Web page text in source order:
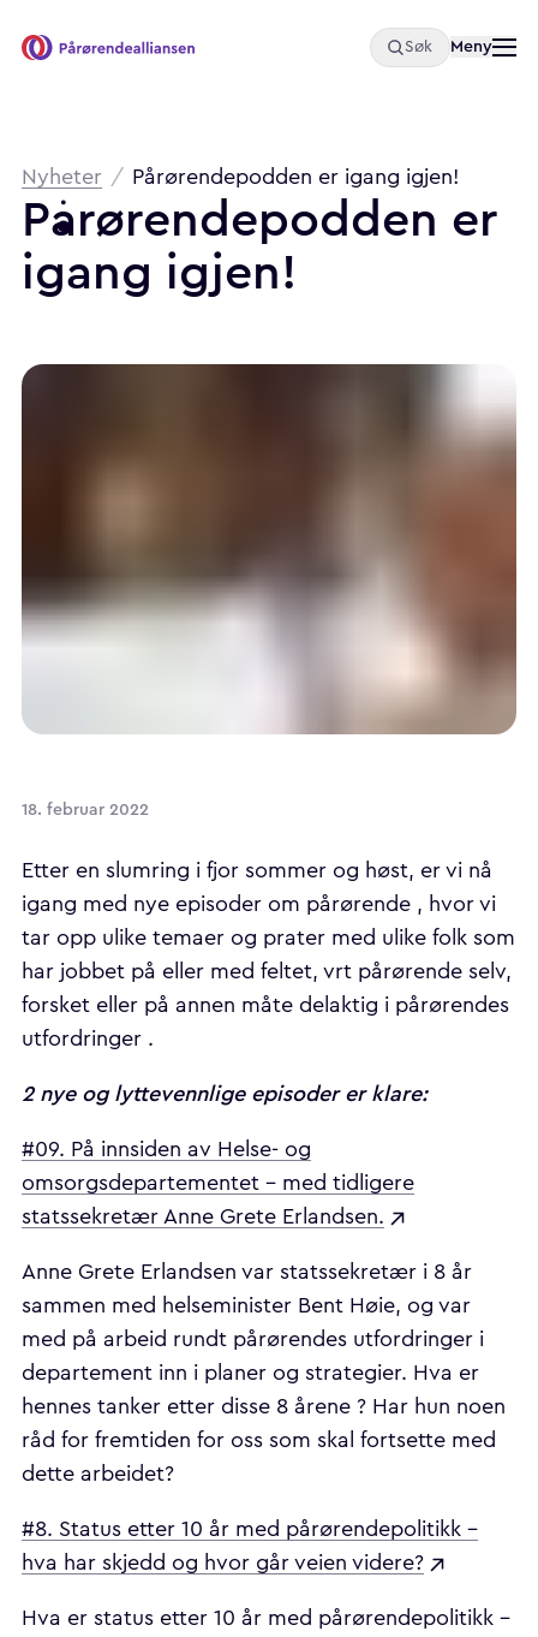
Pårørendealliansen Søk Åpne
Meny
Brødsmulesti
Nyheter / Pårørendepodden er igang igjen!
Pårørendepodden er
igang igjen!
18. februar 2022
Etter en slumring i fjor sommer og høst, er vi nå
igang med nye episoder om pårørende , hvor vi
tar opp ulike temaer og prater med ulike folk som
har jobbet på eller med feltet, vrt pårørende selv,
forsket eller på annen måte delaktig i pårørendes
utfordringer .
2 nye og lyttevennlige episoder er klare:
#09. På innsiden av Helse- og
omsorgsdepartementet – med tidligere
statssekretær Anne Grete Erlandsen.
Anne Grete Erlandsen var statssekretær i 8 år
sammen med helseminister Bent Høie, og var
med på arbeid rundt pårørendes utfordringer i
departement inn i planer og strategier. Hva er
hennes tanker etter disse 8 årene ? Har hun noen
råd for fremtiden for oss som skal fortsette med
dette arbeidet?
#8. Status etter 10 år med pårørendepolitikk –
hva har skjedd og hvor går veien videre?
Hva er status etter 10 år med pårørendepolitikk –